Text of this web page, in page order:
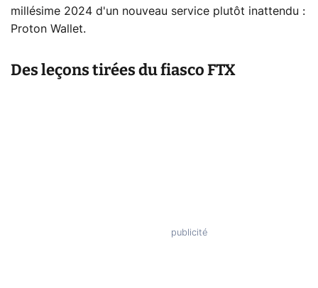
millésime 2024 d'un nouveau service plutôt inattendu :
Proton Wallet.
Des leçons tirées du fiasco FTX